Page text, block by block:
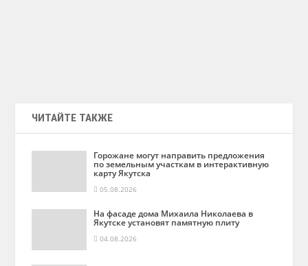
ЧИТАЙТЕ ТАКЖЕ
Горожане могут направить предложения
по земельным участкам в интерактивную
карту Якутска
05.08.2026
На фасаде дома Михаила Николаева в
Якутске установят памятную плиту
04.08.2026